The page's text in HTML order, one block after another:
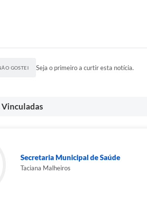
GOSTEI Seja o primeiro a curtir esta notícia.
Secretaria Municipal de Saúde
Taciana Malheiros